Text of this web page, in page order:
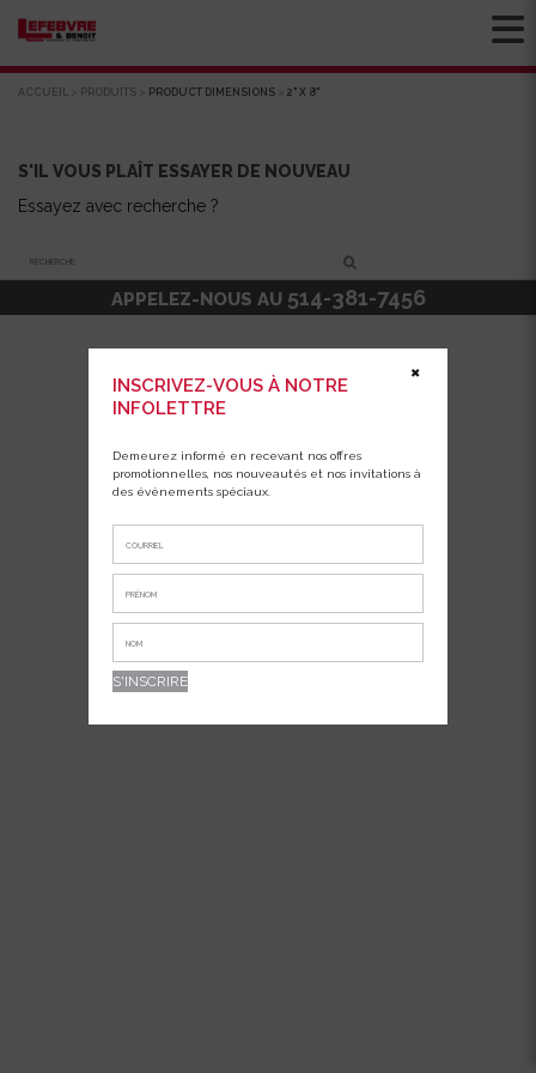
ACCUEIL > PRODUITS > PRODUCT DIMENSIONS > 2" X 8"
S'IL VOUS PLAÎT ESSAYER DE NOUVEAU
Essayez avec recherche ?
INSCRIVEZ-VOUS À NOTRE
INFOLETTRE
Demeurez informé en recevant nos offres
promotionnelles, nos nouveautés et nos invitations à
des événements spéciaux.
✖
APPELEZ-NOUS AU 514-381-7456